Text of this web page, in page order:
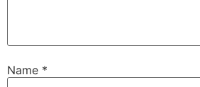
Name *